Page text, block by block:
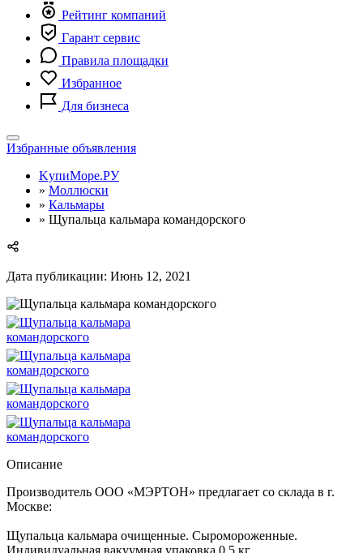
Рейтинг компаний
Гарант сервис
Правила площадки
Избранное
Для бизнеса
Toggle
navigation
Избранные объявления
KупиМоре.РУ
» Моллюски
» Кальмары
» Щупальца кальмара командорского
Дата публикации: Июнь 12, 2021
Описание
Производитель ООО «МЭРТОН» предлагает со склада в г.
Москве:
Щупальца кальмара очищенные. Сыромороженные.
Индивидуальная вакуумная упаковка 0,5 кг.